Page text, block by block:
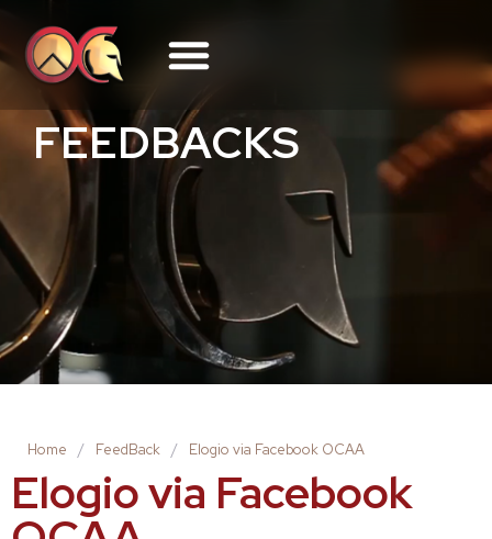
FEEDBACKS
Home / FeedBack / Elogio via Facebook OCAA
Elogio via Facebook